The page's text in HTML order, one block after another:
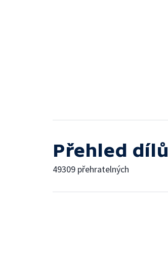
Přehled dílů
49309 přehratelných